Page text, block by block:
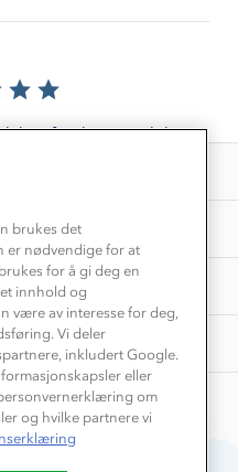
for dette produktet.
brukes det
er nødvendige for at
for å gi deg en
innhold og
være av interesse for deg,
Vi deler
inkludert Google.
eller
om
og hvilke partnere vi